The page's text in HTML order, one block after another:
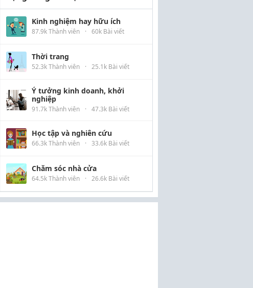
Kinh nghiệm hay hữu ích
87.9k Thành viên · 60k Bài viết
Thời trang
52.3k Thành viên · 25.1k Bài viết
Ý tưởng kinh doanh, khởi
nghiệp
91.7k Thành viên · 47.3k Bài viết
Học tập và nghiên cứu
66.3k Thành viên · 33.6k Bài viết
Chăm sóc nhà cửa
64.5k Thành viên · 26.6k Bài viết